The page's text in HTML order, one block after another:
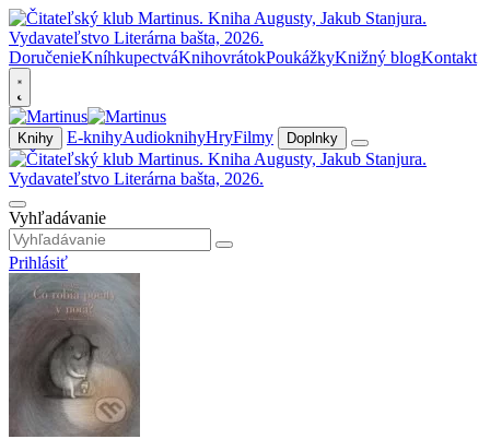
DoručenieKníhkupectváKnihovrátokPoukážkyKnižný blogKontakt
Knihy E-knihyAudioknihyHryFilmy Doplnky
Vyhľadávanie
Prihlásiť